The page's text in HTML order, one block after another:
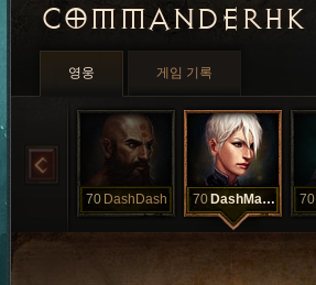
COMMANDERHK
영웅 게임 기록
70 DashDash 70 DashMaster 70